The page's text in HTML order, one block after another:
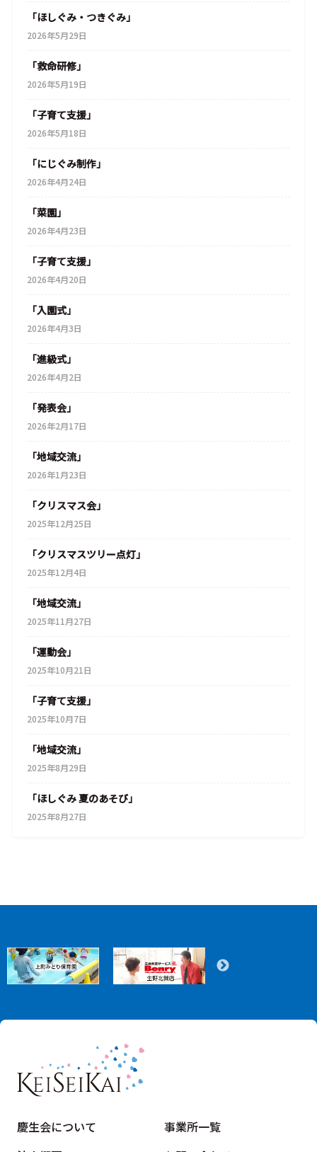
「ほしぐみ・つきぐみ」
2026年5月29日
「救命研修」
2026年5月19日
「子育て支援」
2026年5月18日
「にじぐみ制作」
2026年4月24日
「菜園」
2026年4月23日
「子育て支援」
2026年4月20日
「入園式」
2026年4月3日
「進級式」
2026年4月2日
「発表会」
2026年2月17日
「地域交流」
2026年1月23日
「クリスマス会」
2025年12月25日
「クリスマスツリー点灯」
2025年12月4日
「地域交流」
2025年11月27日
「運動会」
2025年10月21日
「子育て支援」
2025年10月7日
「地域交流」
2025年8月29日
「ほしぐみ 夏のあそび」
2025年8月27日
慶生会について
事業所一覧